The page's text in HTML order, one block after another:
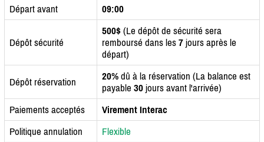
Départ avant
09:00
Dépôt sécurité
500$ (Le dépôt de sécurité sera
remboursé dans les 7 jours après le
départ)
Dépôt réservation 20% dû à la réservation (La balance est
payable 30 jours avant l'arrivée)
Paiements acceptés
Virement Interac
Politique annulation
Flexible